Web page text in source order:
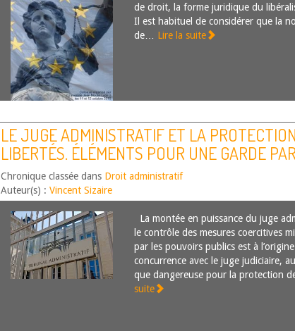
de droit, la forme juridique du
Il est habituel de considérer que la
de… Lire la suite
LE JUGE ADMINISTRATIF ET LA
LIBERTÉS. ÉLÉMENTS POUR UNE GARDE
Chronique classée dans Droit administratif
Auteur(s) : Vincent Sizaire
La montée en puissance du juge
le contrôle des mesures coercitives
par les pouvoirs publics est à l’origine
concurrence avec le juge judiciaire,
que dangereuse pour la protection
suite